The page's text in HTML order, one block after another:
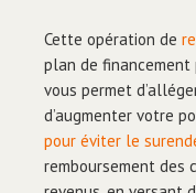
Cette opération de
plan de
vous permet
d’augmenter votre
pour éviter le
remboursement des